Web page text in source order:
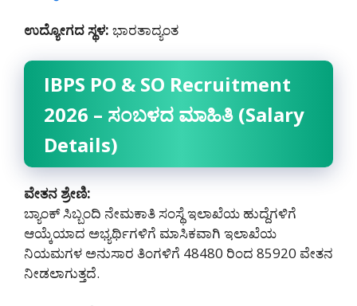
ಉದ್ಯೋಗದ ಸ್ಥಳ: ಭಾರತಾದ್ಯಂತ
IBPS PO & SO Recruitment
2026 – ಸಂಬಳದ ಮಾಹಿತಿ (Salary
Details)
ವೇತನ ಶ್ರೇಣಿ:
ಬ್ಯಾಂಕ್ ಸಿಬ್ಬಂದಿ ನೇಮಕಾತಿ ಸಂಸ್ಥೆ ಇಲಾಖೆಯ ಹುದ್ದೆಗಳಿಗೆ
ಆಯ್ಕೆಯಾದ ಅಭ್ಯರ್ಥಿಗಳಿಗೆ ಮಾಸಿಕವಾಗಿ ಇಲಾಖೆಯ
ನಿಯಮಗಳ ಅನುಸಾರ ತಿಂಗಳಿಗೆ 48480 ರಿಂದ 85920 ವೇತನ
ನೀಡಲಾಗುತ್ತದೆ.